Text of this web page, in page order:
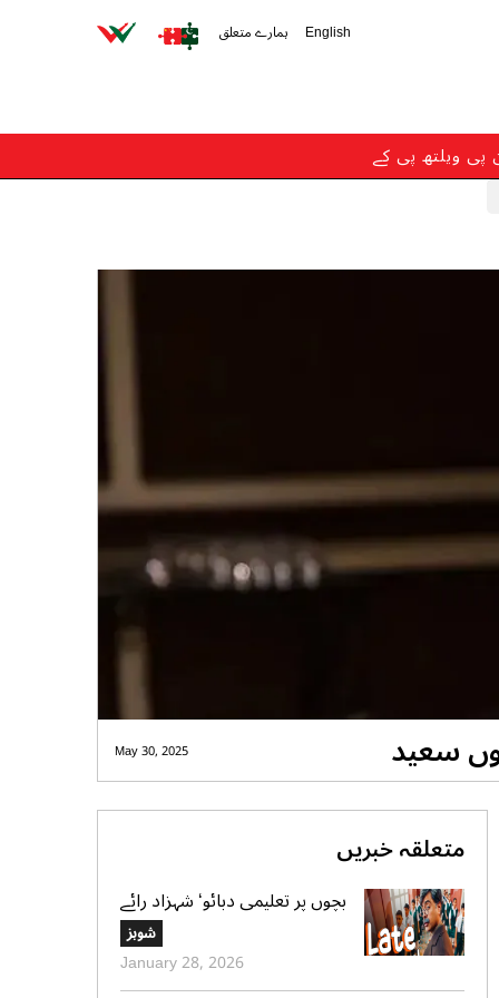
English ہمارے متعلق
پی ویلتھ پی کے
سعید May 30, 2025
متعلقہ خبریں
بچوں پر تعلیمی دبائو‘ شہزاد رائے
کا نیا گانا سوشل میڈیا پر وائرل
شوبز
January 28, 2026